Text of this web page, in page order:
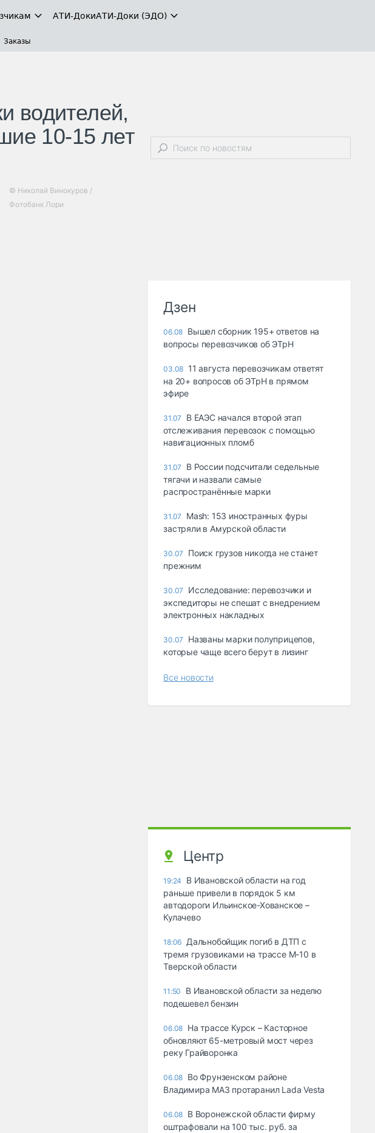
АТИ-ДокиАТИ-Доки (ЭДО)
Заказы
водителей,
10-15 лет
© Николай Винокуров /
Фотобанк Лори
Дзен
06.08 Вышел сборник 195+ ответов на
вопросы перевозчиков об ЭТрН
03.08 11 августа перевозчикам ответят
на 20+ вопросов об ЭТрН в прямом
эфире
31.07
В ЕАЭС начался второй этап
отслеживания перевозок с помощью
навигационных пломб
31.07
В России подсчитали седельные
тягачи и назвали самые
распространённые марки
31.07
Mash: 153 иностранных фуры
застряли в Амурской области
30.07
Поиск грузов никогда не станет
прежним
30.07
Исследование: перевозчики и
экспедиторы не спешат с внедрением
электронных накладных
30.07
Названы марки полуприцепов,
которые чаще всего берут в лизинг
Все новости
Центр
19:24
В Ивановской области на год
раньше привели в порядок 5 км
автодороги Ильинское-Хованское –
Кулачево
18:06 Дальнобойщик погиб в ДТП с
тремя грузовиками на трассе М-10 в
Тверской области
11:50
В Ивановской области за неделю
подешевел бензин
06.08 На трассе Курск – Касторное
обновляют 65-метровый мост через
реку Грайворонка
06.08 Во Фрунзенском районе
Владимира МАЗ протаранил Lada Vesta
06.08 В Воронежской области фирму
оштрафовали на 100 тыс. руб. за